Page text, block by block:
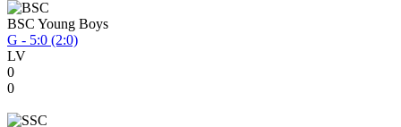
BSC Young Boys
G - 5:0 (2:0)
LV
0
0